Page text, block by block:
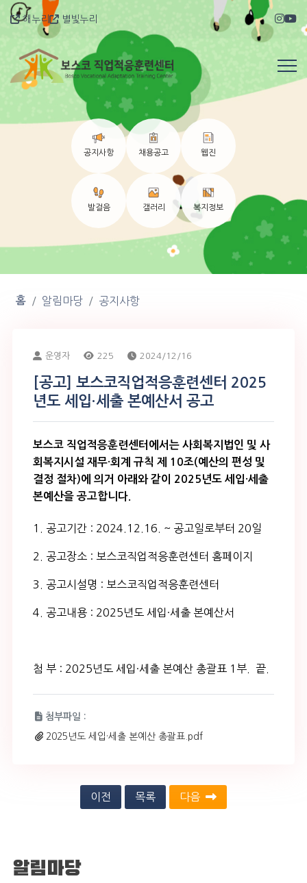
해누리 별빛누리
공지사항 채용공고 웹진
발걸음 갤러리 복지정보
홈 알림마당 공지사항
운영자 225 2024/12/16
[공고] 보스코직업적응훈련센터 2025
년도 세입·세출 본예산서 공고
첨부파일 :
2025년도 세입·세출 본예산 총괄표.pdf
이전 목록 다음
알림마당